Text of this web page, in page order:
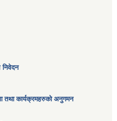
निवेदन
तथा कार्यक्रमहरुको अनुगमन